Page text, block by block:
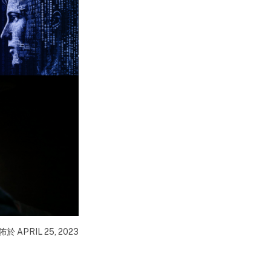
於 APRIL 25, 2023